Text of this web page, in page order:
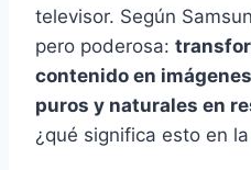
televisor. Según
pero poderosa:
contenido en
puros y naturales en
¿qué significa esto en